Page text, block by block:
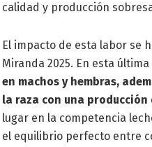
calidad y producción
El impacto de esta labor se
Miranda 2025. En esta
en machos y hembras,
la raza con una producción
lugar en la competencia
el equilibrio perfecto entre